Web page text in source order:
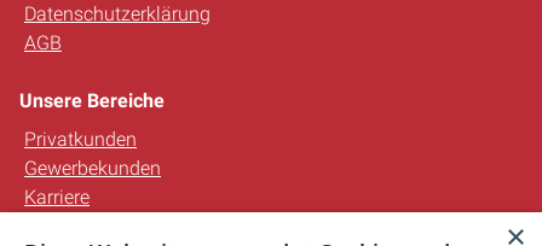
Datenschutzerklärung
AGB
Unsere Bereiche
Privatkunden
Gewerbekunden
Karriere
×